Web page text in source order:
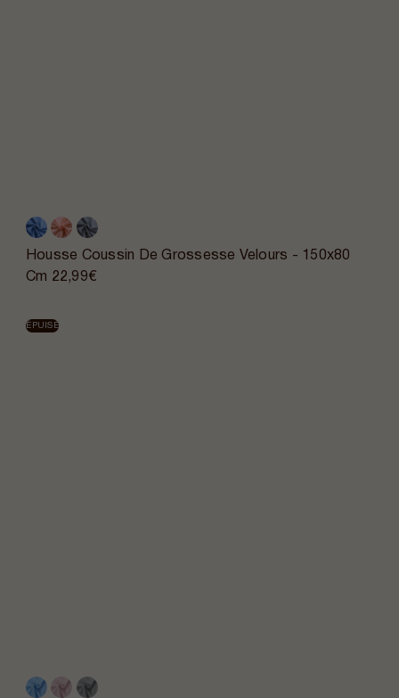
Housse Coussin De Grossesse Velours - 150x80
Cm 22,99€
ÉPUISÉ